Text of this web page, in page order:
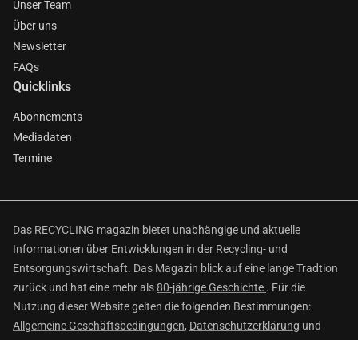
Unser Team
Über uns
Newsletter
FAQs
Quicklinks
Abonnements
Mediadaten
Termine
Das RECYCLING magazin bietet unabhängige und aktuelle
Informationen über Entwicklungen in der Recycling- und
Entsorgungswirtschaft. Das Magazin blick auf eine lange Tradtion
zurück und hat eine mehr als80-jährige Geschichte . Für die
Nutzung dieser Website gelten die folgenden Bestimmungen:
Allgemeine Geschäftsbedingungen, Datenschutzerklärung und